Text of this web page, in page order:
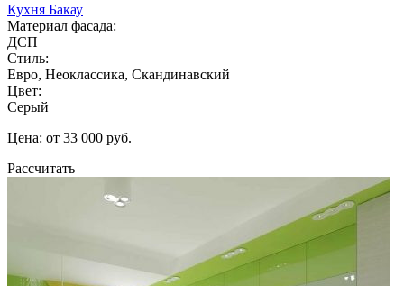
Кухня Бакау
Материал фасада:
ДСП
Стиль:
Евро, Неоклассика, Скандинавский
Цвет:
Серый
Цена: от 33 000 руб.
Рассчитать